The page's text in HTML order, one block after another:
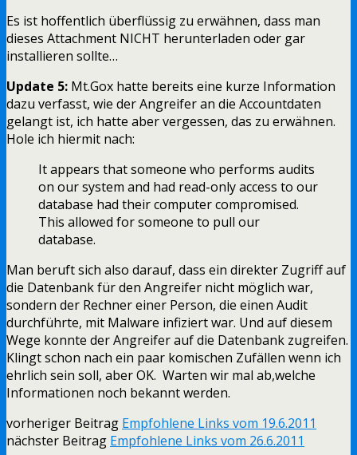
Es ist hoffentlich überflüssig zu erwähnen, dass man
dieses Attachment NICHT herunterladen oder gar
installieren sollte…
Update 5: Mt.Gox hatte bereits eine kurze Information
dazu verfasst, wie der Angreifer an die Accountdaten
gelangt ist, ich hatte aber vergessen, das zu erwähnen.
Hole ich hiermit nach:
It appears that someone who performs audits
on our system and had read-only access to our
database had their computer compromised.
This allowed for someone to pull our
database.
Man beruft sich also darauf, dass ein direkter Zugriff auf
die Datenbank für den Angreifer nicht möglich war,
sondern der Rechner einer Person, die einen Audit
durchführte, mit Malware infiziert war. Und auf diesem
Wege konnte der Angreifer auf die Datenbank zugreifen.
Klingt schon nach ein paar komischen Zufällen wenn ich
ehrlich sein soll, aber OK. Warten wir mal ab,welche
Informationen noch bekannt werden.
vorheriger Beitrag Empfohlene Links vom 19.6.2011
nächster Beitrag Empfohlene Links vom 26.6.2011